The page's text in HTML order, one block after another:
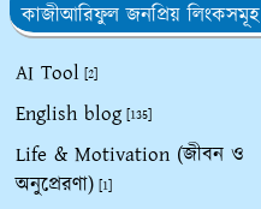
কাজীআরিফুল জনপ্রিয় লিংকসমূহ
AI Tool [2]
English blog [135]
Life & Motivation (জীবন ও
অনুপ্রেরণা) [1]